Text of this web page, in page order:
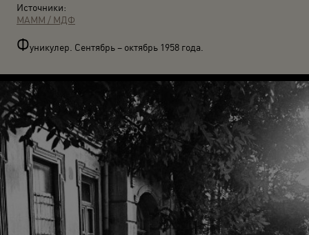
Источники:
МАММ / МДФ
Фуникулер. Сентябрь – октябрь 1958 года.